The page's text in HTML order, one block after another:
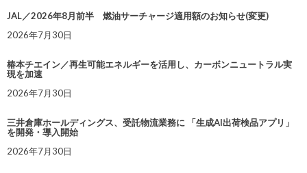
JAL／2026年8月前半 燃油サーチャージ適用額のお知らせ(変更)
2026年7月30日
椿本チエイン／再生可能エネルギーを活用し、カーボンニュートラル実
現を加速
2026年7月30日
三井倉庫ホールディングス、受託物流業務に 「生成AI出荷検品アプリ」
を開発・導入開始
2026年7月30日